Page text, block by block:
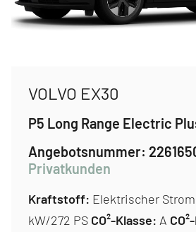
VOLVO EX30
P5 Long Range Electric
Angebotsnummer:
Privatkunden
Kraftstoff: Elektrischer Strom
kW/272 PS CO²-Klasse: A